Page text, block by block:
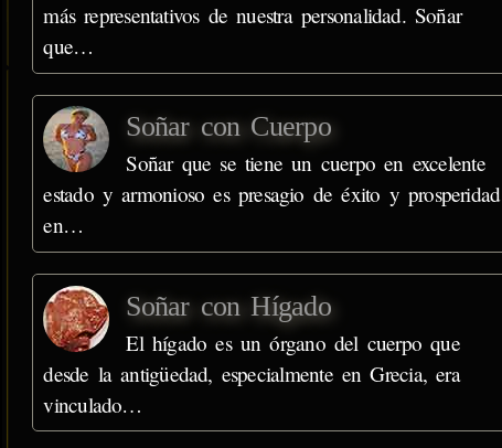
más representativos de nuestra personalidad. Soñar
que…
Soñar con Cuerpo
Soñar que se tiene un cuerpo en excelente
estado y armonioso es presagio de éxito y prosperidad
en…
Soñar con Hígado
El hígado es un órgano del cuerpo que
desde la antigüedad, especialmente en Grecia, era
vinculado…